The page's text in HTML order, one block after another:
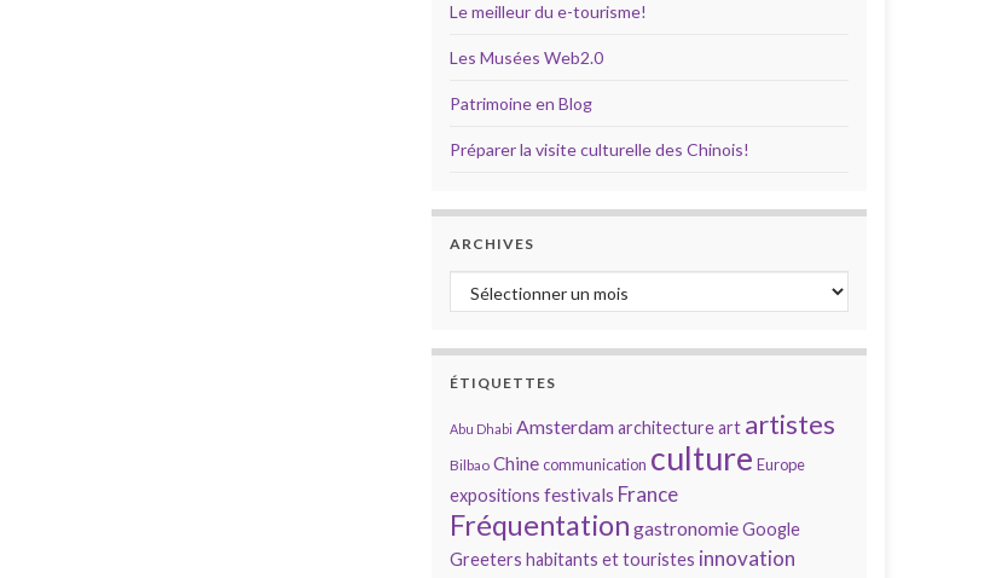
Le meilleur du e-tourisme!
Les Musées Web2.0
Patrimoine en Blog
Préparer la visite culturelle des Chinois!
ARCHIVES
Archives
ÉTIQUETTES
Abu Dhabi Amsterdamarchitectureart artistes
Bilbao Chinecommunication culture Europe
expositions festivals France
Fréquentation gastronomieGoogle
Greeters habitants et touristes innovation